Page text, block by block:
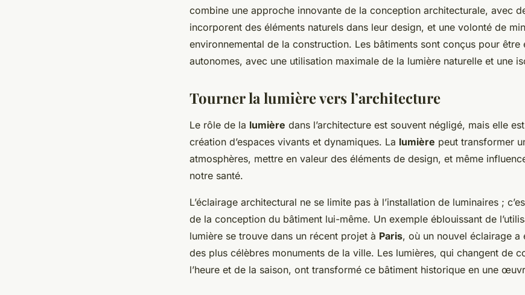
combine une approche innovante de la conception architecturale, avec
incorporent des éléments naturels dans leur design, et une volonté de
environnemental de la construction. Les bâtiments sont conçus pour être
autonomes, avec une utilisation maximale de la lumière naturelle et une
Tourner la lumière vers l’architecture
Le rôle de la lumière dans l’architecture est souvent négligé, mais elle
création d’espaces vivants et dynamiques. La lumière peut transformer
atmosphères, mettre en valeur des éléments de design, et même
notre santé.
L’éclairage architectural ne se limite pas à l’installation de luminaires ;
de la conception du bâtiment lui-même. Un exemple éblouissant de
lumière se trouve dans un récent projet à Paris, où un nouvel éclairage a
des plus célèbres monuments de la ville. Les lumières, qui changent de
l’heure et de la saison, ont transformé ce bâtiment historique en une